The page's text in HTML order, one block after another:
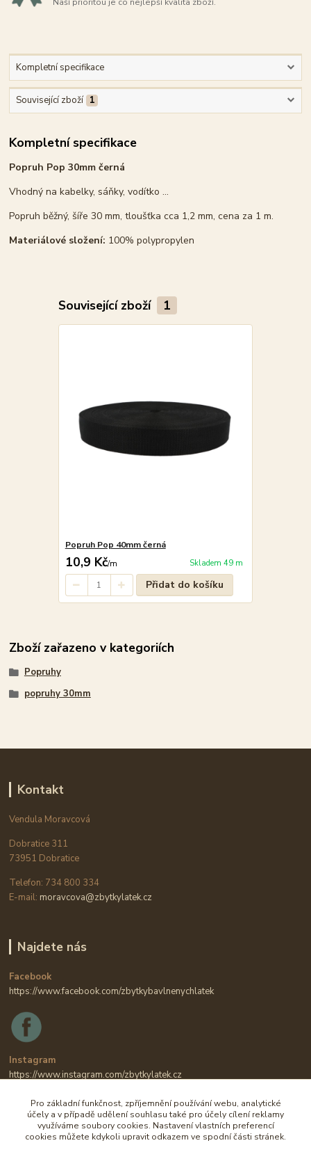
Kompletní specifikace
Související zboží 1
Kompletní specifikace
Popruh Pop 30mm černá
Vhodný na kabelky, sáňky, vodítko ...
Popruh běžný, šíře 30 mm, tloušťka cca 1,2 mm, cena za 1 m.
Materiálové složení: 100% polypropylen
Související zboží 1
Popruh Pop 40mm černá
10,9 Kč/m Skladem 49 m
Přidat do košíku
Zboží zařazeno v kategoriích
Popruhy
popruhy 30mm
Kontakt
Vendula Moravcová
Dobratice 311
73951 Dobratice
Telefon: 734 800 334
E-mail: moravcova@zbytkylatek.cz
Najdete nás
Facebook
https://www.facebook.com/zbytkybavlnenychlatek
Instagram
https://www.instagram.com/zbytkylatek.cz
Pro základní funkčnost, zpříjemnění používání webu, analytické
účely a v případě udělení souhlasu také pro účely cílení reklamy
využíváme soubory cookies. Nastavení vlastních preferencí
cookies můžete kdykoli upravit odkazem ve spodní části stránek.